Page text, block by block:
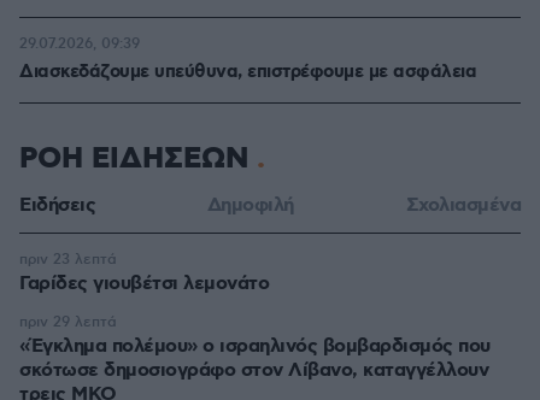
Διασκεδάζουμε υπεύθυνα, επιστρέφουμε με ασφάλεια
29.07.2026, 09:39
ΡΟΗ ΕΙΔΗΣΕΩΝ
Ειδήσεις Δημοφιλή Σχολιασμένα
Γαρίδες γιουβέτσι λεμονάτο
πριν 23 λεπτά
«Έγκλημα πολέμου» ο ισραηλινός βομβαρδισμός που
σκότωσε δημοσιογράφο στον Λίβανο, καταγγέλλουν
τρεις ΜΚΟ
πριν 29 λεπτά